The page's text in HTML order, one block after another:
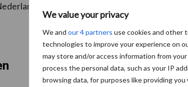
We value your privacy
We and our 4 partners use cookies and other
technologies to improve your experience on
may store and/or access information from
process the personal data, such as your IP
browsing data, for purposes like providing you
is de regionorm per hectare met 19